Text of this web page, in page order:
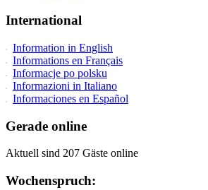
International
Information in English
Informations en Français
Informacje po polsku
Informazioni in Italiano
Informaciones en Español
Gerade online
Aktuell sind 207 Gäste online
Wochenspruch: